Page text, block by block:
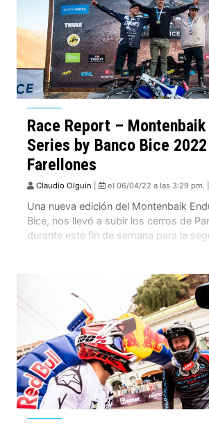
Race Report – Montenbaik
Series by Banco Bice
Farellones
Claudio Olguin el 06/04/22 a las 3:29 pm. |
Una nueva edición del Montenbaik
Bice, nos llevó a subir los cerros de
durante este fin de semana para la
secciones en la pista que a muchos